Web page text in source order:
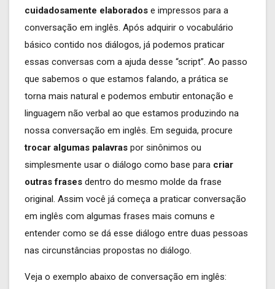
cuidadosamente elaborados e impressos para a
conversação em inglês. Após adquirir o vocabulário
básico contido nos diálogos, já podemos praticar
essas conversas com a ajuda desse “script”. Ao passo
que sabemos o que estamos falando, a prática se
torna mais natural e podemos embutir entonação e
linguagem não verbal ao que estamos produzindo na
nossa conversação em inglês. Em seguida, procure
trocar algumas palavras por sinônimos ou
simplesmente usar o diálogo como base para criar
outras frases dentro do mesmo molde da frase
original. Assim você já começa a praticar conversação
em inglês com algumas frases mais comuns e
entender como se dá esse diálogo entre duas pessoas
nas circunstâncias propostas no diálogo.
Veja o exemplo abaixo de conversação em inglês: